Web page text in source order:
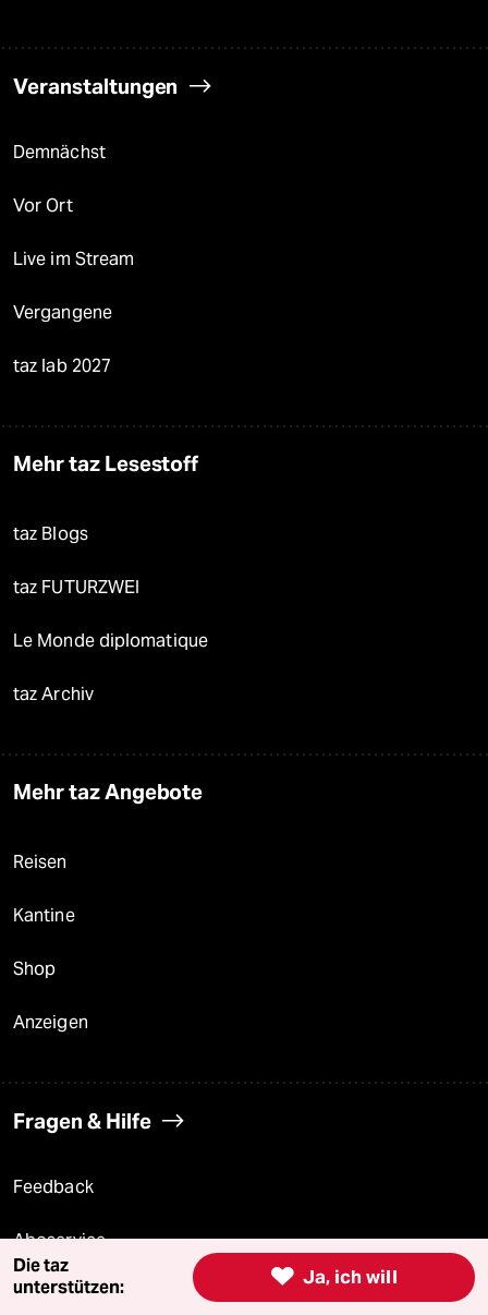
Veranstaltungen
Demnächst
Vor Ort
Live im Stream
Vergangene
taz lab 2027
Mehr taz Lesestoff
taz Blogs
taz FUTURZWEI
Le Monde diplomatique
taz Archiv
Mehr taz Angebote
Reisen
Kantine
Shop
Anzeigen
Fragen & Hilfe
Feedback
Aboservice
ePaper Login
 Ja, ich will
Die taz
unterstützen: